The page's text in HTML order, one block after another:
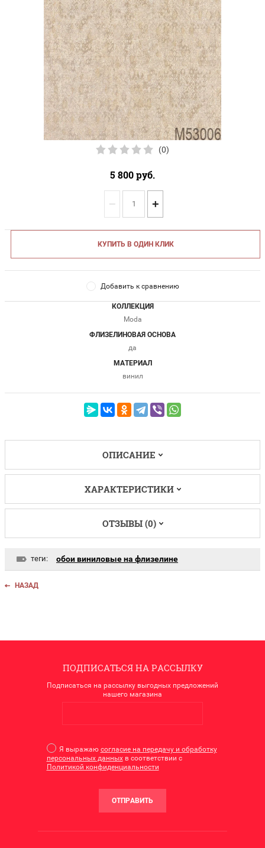
(0)
5 800руб.
− +
КУПИТЬ В ОДИН КЛИК
Добавить к сравнению
КОЛЛЕКЦИЯ
Moda
ФЛИЗЕЛИНОВАЯ ОСНОВА
да
МАТЕРИАЛ
винил
ОПИСАНИЕ
ХАРАКТЕРИСТИКИ
ОТЗЫВЫ (0)
теги: обои виниловые на флизелине
НАЗАД
ПОДПИСАТЬСЯ НА РАССЫЛКУ
Подписаться на рассылку выгодных предложений
нашего магазина
Я выражаю согласие на передачу и обработку
персональных данныхв соответствии с
Политикой конфиденциальности
ОТПРАВИТЬ